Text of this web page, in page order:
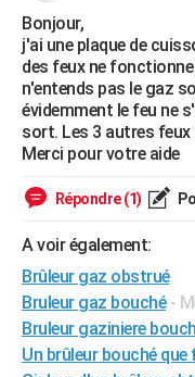
Mobiles
Meilleur smartphone
Internet
Ordinateurs
Jeux vidéo
Guide high-tech
Forum
Aménagement intérieur
Extérieur
Cuisine
Salle de bains
Jardinage
Rangement
WEEK-END
Guides de France
Escapades
Patrimoine
Expositions
Musées
Week-end nature
+LIFESTYLE
Art de vivre
Bien-être
Loisirs
Mode
Modes de vie
SANTE
VOYAGE
GUIDES D'ACHAT
BONS PLANS
CARTE DE VOEUX
Bonjour,
j'ai une plaque de
des feux ne
n'entends pas le gaz
évidemment le feu ne
sort. Les 3 autres
Merci pour votre aide
Répondre (1)
A voir également:
Brûleur gaz obstrué
Bruleur gaz bouché -
Bruleur gaziniere
Un brûleur bouché que